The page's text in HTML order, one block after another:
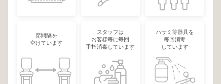
席間隔を
空けています
スタッフは
お客様毎に毎回
手指消毒しています
ハサミ等器具を
毎回消毒
しています